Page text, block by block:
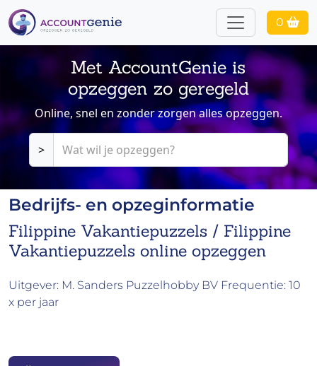
0
Met AccountGenie is
opzeggen zo geregeld
Online, snel en zonder zorgen alles opzeggen.
>
Bedrijfs- en opzeginformatie
Filippine Vakantiepuzzels / Filippine
Vakantiepuzzels online opzeggen
Uitgever: M. Sanders Puzzelhobby BV Frequentie: 10
x per jaar